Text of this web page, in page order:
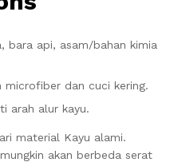
bara api, asam/bahan kimia
microfiber dan cuci kering.
arah alur kayu.
material Kayu alami.
akan berbeda serat